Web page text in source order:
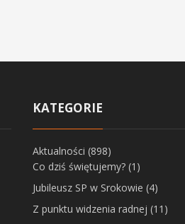
KATEGORIE
Aktualności (898)
Co dziś świętujemy? (1)
Jubileusz SP w Srokowie (4)
Z punktu widzenia radnej (11)